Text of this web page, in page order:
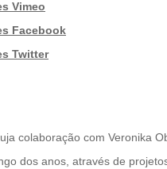
Vimeo
Facebook
Twitter
colaboração com Veronika
dos anos, através de